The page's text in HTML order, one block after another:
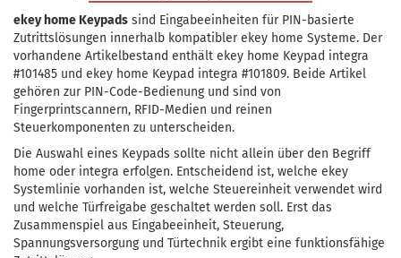
ekey home Keypads sind Eingabeeinheiten für PIN-basierte
Zutrittslösungen innerhalb kompatibler ekey home Systeme. Der
vorhandene Artikelbestand enthält ekey home Keypad integra
#101485 und ekey home Keypad integra #101809. Beide Artikel
gehören zur PIN-Code-Bedienung und sind von
Fingerprintscannern, RFID-Medien und reinen
Steuerkomponenten zu unterscheiden.
Die Auswahl eines Keypads sollte nicht allein über den Begriff
home oder integra erfolgen. Entscheidend ist, welche ekey
Systemlinie vorhanden ist, welche Steuereinheit verwendet wird
und welche Türfreigabe geschaltet werden soll. Erst das
Zusammenspiel aus Eingabeeinheit, Steuerung,
Spannungsversorgung und Türtechnik ergibt eine funktionsfähige